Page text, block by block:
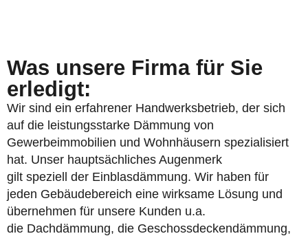
Was unsere Firma für Sie
erledigt:
Wir sind ein erfahrener Handwerksbetrieb, der sich
auf die leistungsstarke Dämmung von
Gewerbeimmobilien und Wohnhäusern spezialisiert
hat. Unser hauptsächliches Augenmerk
gilt speziell der Einblasdämmung. Wir haben für
jeden Gebäudebereich eine wirksame Lösung und
übernehmen für unsere Kunden u.a.
die Dachdämmung, die Geschossdeckendämmung,